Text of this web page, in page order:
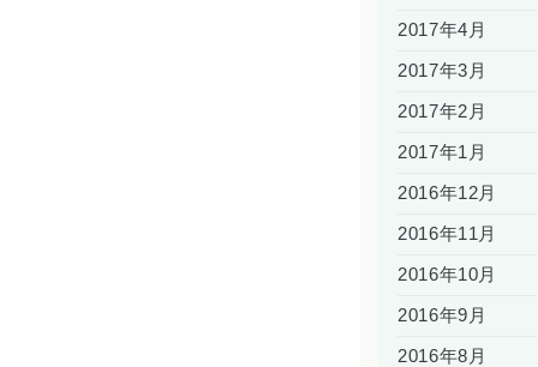
2017年4月
2017年3月
2017年2月
2017年1月
2016年12月
2016年11月
2016年10月
2016年9月
2016年8月